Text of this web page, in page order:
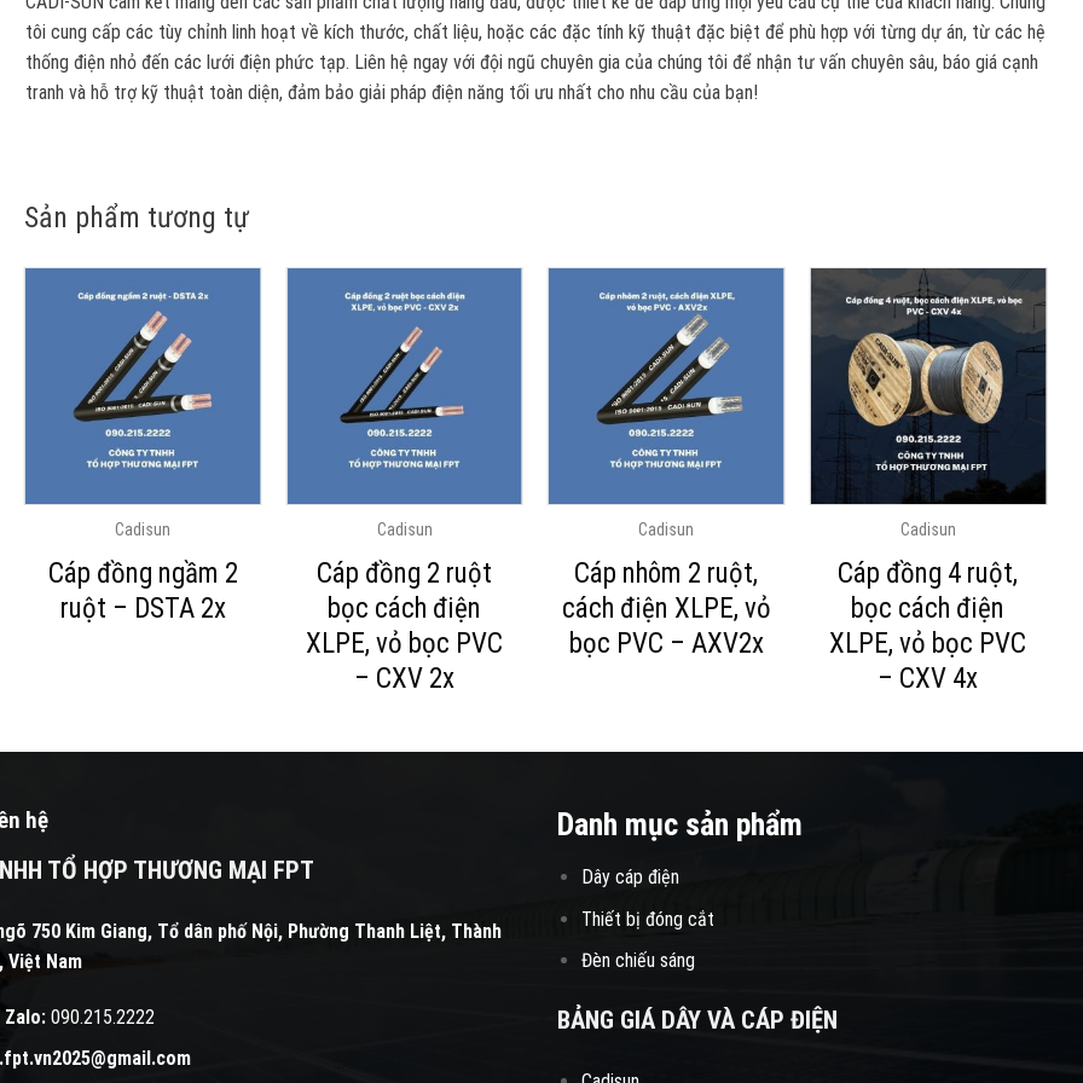
tôi cung cấp các tùy chỉnh linh hoạt về kích thước, chất liệu, hoặc các đặc tính kỹ thuật đặc biệt để phù hợp với từng dự án, từ các hệ
thống điện nhỏ đến các lưới điện phức tạp. Liên hệ ngay với đội ngũ chuyên gia của chúng tôi để nhận tư vấn chuyên sâu, báo giá cạnh
tranh và hỗ trợ kỹ thuật toàn diện, đảm bảo giải pháp điện năng tối ưu nhất cho nhu cầu của bạn!
Sản phẩm tương tự
Cadisun
Cáp đồng ngầm 2
ruột – DSTA 2x
Cadisun
Cáp đồng 2 ruột
bọc cách điện
XLPE, vỏ bọc PVC
– CXV 2x
Cadisun
Cáp nhôm 2 ruột,
cách điện XLPE, vỏ
bọc PVC – AXV2x
Cadisun
Cáp đồng 4 ruột,
bọc cách điện
XLPE, vỏ bọc PVC
– CXV 4x
hệ
TỔ HỢP THƯƠNG MẠI FPT
750 Kim Giang, Tổ dân phố Nội, Phường Thanh Liệt, Thành
Việt Nam
090.215.2222
Danh mục sản phẩm
Dây cáp điện
Thiết bị đóng cắt
Đèn chiếu sáng
BẢNG GIÁ DÂY VÀ CÁP ĐIỆN